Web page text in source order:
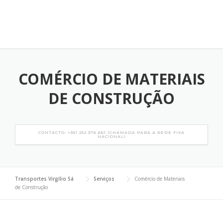
COMÉRCIO DE MATERIAIS
DE CONSTRUÇÃO
CONTACTO: +351 252 376 661 (CHAMADA PARA A REDE FIXA
NACIONAL)
Transportes Virgílio Sá Serviços
Comércio de Materiais
de Construção